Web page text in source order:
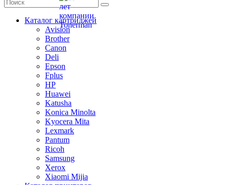
Каталог картриджей
Avision
Brother
Canon
Deli
Epson
Fplus
HP
Huawei
Katusha
Konica Minolta
Kyocera Mita
Lexmark
Pantum
Ricoh
Samsung
Xerox
Xiaomi Mijia